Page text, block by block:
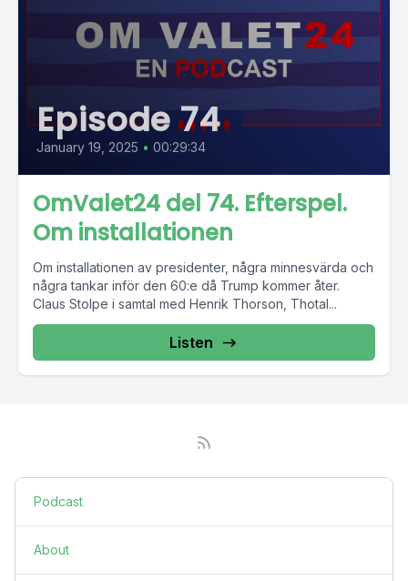
Episode 74
January 19, 2025 • 00:29:34
OmValet24 del 74. Efterspel.
Om installationen
Om installationen av presidenter, några minnesvärda och
några tankar inför den 60:e då Trump kommer åter.
Claus Stolpe i samtal med Henrik Thorson, Thotal...
Listen
Podcast
About